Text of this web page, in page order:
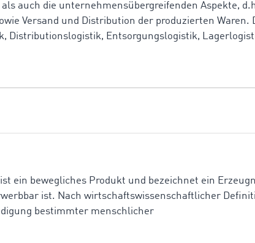
auch die unternehmensübergreifenden Aspekte,
Versand und Distribution der produzierten Waren.
Distributionslogistik, Entsorgungslogistik,
ist ein bewegliches Produkt und bezeichnet ein
ist. Nach wirtschaftswissenschaftlicher
bestimmter menschlicher